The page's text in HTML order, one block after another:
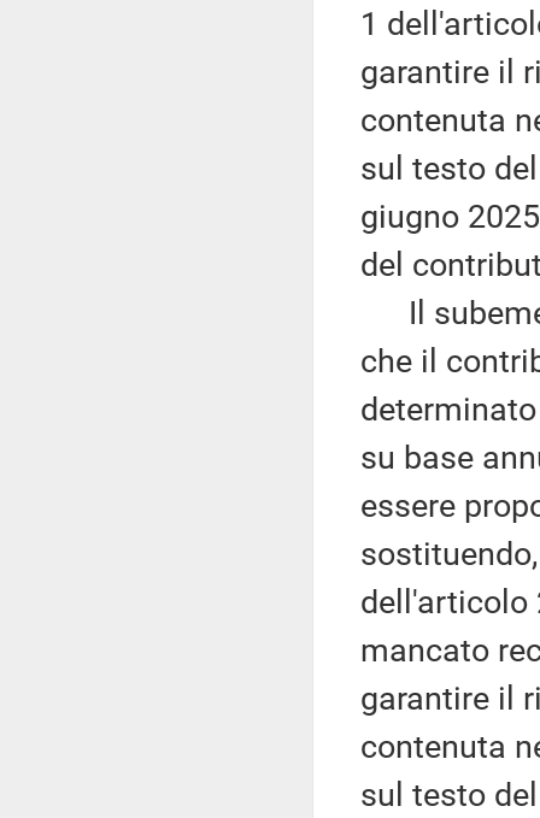
1
garantire il
contenuta
sul testo
giugno
del
Il
che il
su base
essere
dell'articolo
mancato
garantire il
contenuta
sul testo